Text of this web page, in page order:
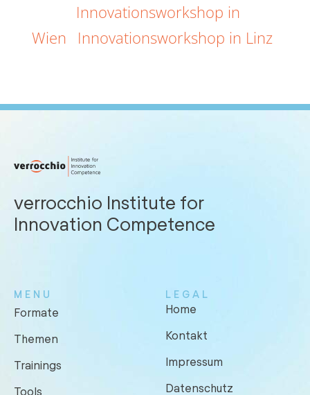
Innovationsworkshop in
Wien
Innovationsworkshop in Linz
verrocchio Institute for
Innovation Competence
MENU
Formate
Themen
Trainings
Tools
LEGAL
Home
Kontakt
Impressum
Datenschutz